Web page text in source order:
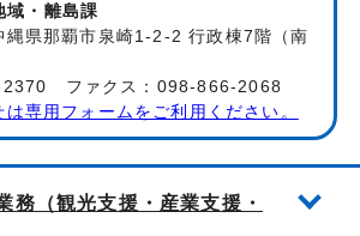
域・離島課
県那覇市泉崎1-2-2 行政棟7階（南
2370 ファクス：098-866-2068
専用フォームをご利用ください。
務（観光支援・産業支援・